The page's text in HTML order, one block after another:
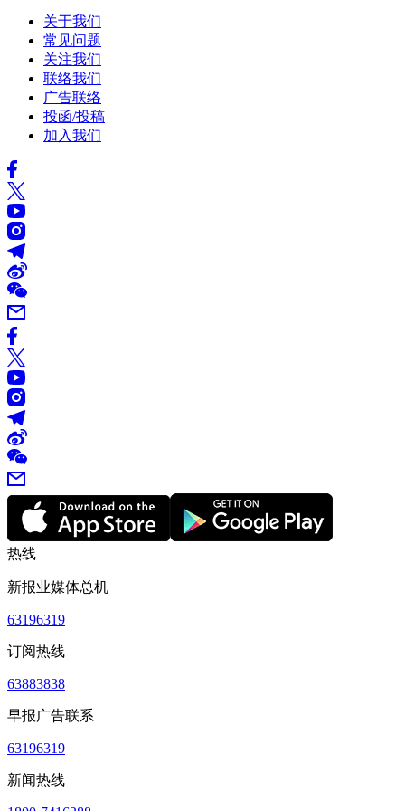
关于我们
常见问题
关注我们
联络我们
广告联络
投函/投稿
加入我们
热线
新报业媒体总机
63196319
订阅热线
63883838
早报广告联系
63196319
新闻热线